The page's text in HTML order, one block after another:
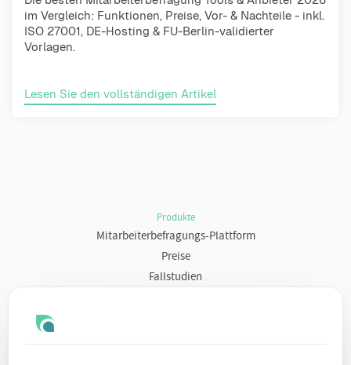
im Vergleich: Funktionen, Preise, Vor- & Nachteile - inkl.
ISO 27001, DE-Hosting & FU-Berlin-validierter
Vorlagen.
Lesen Sie den vollständigen Artikel
Produkte
Mitarbeiterbefragungs-Plattform
Preise
Fallstudien